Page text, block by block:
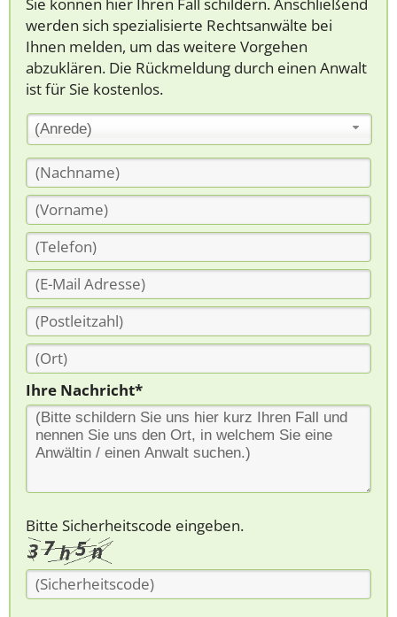
Sie können hier Ihren Fall schildern. Anschließend
werden sich spezialisierte Rechtsanwälte bei
Ihnen melden, um das weitere Vorgehen
abzuklären. Die Rückmeldung durch einen Anwalt
ist für Sie kostenlos.
(Anrede)
Ihre Nachricht*
Bitte Sicherheitscode eingeben.